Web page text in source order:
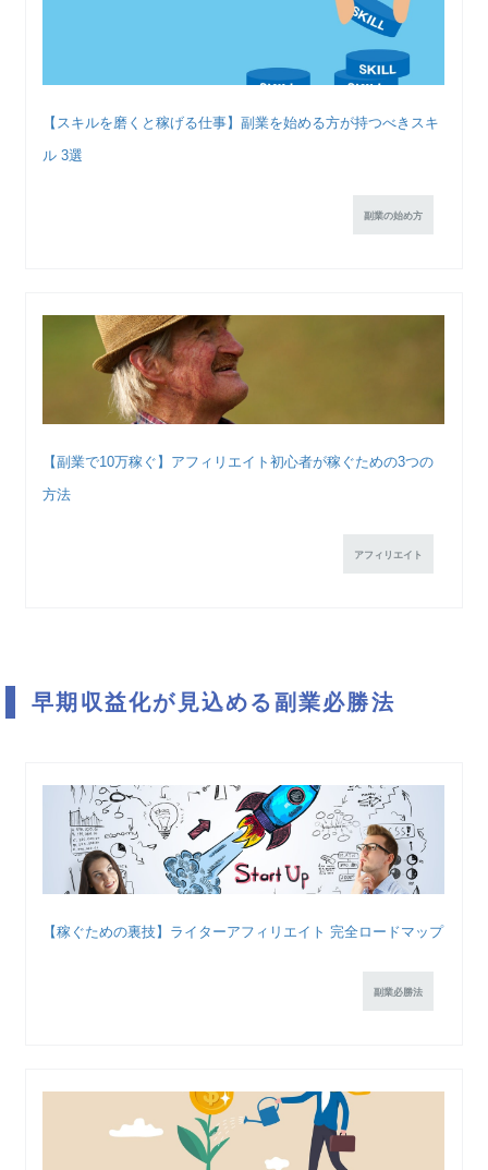
【スキルを磨くと稼げる仕事】副業を始める方が持つべきスキ
ル 3選
副業の始め方
【副業で10万稼ぐ】アフィリエイト初心者が稼ぐための3つの
方法
アフィリエイト
早期収益化が見込める副業必勝法
【稼ぐための裏技】ライターアフィリエイト 完全ロードマップ
副業必勝法